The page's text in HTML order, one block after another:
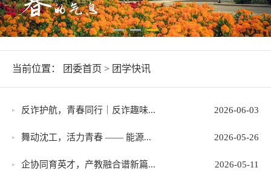
当前位置： 团委首页 > 团学快讯
反诈护航，青春同行｜反诈趣味... 2026-06-03
舞动沈工，活力青春 —— 能源... 2026-05-26
企协同育英才，产教融合谱新篇... 2026-05-11